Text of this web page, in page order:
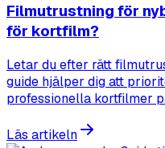
Filmutrustning för
för kortfilm?
Letar du efter rätt
guide hjälper dig att
professionella kortfilmer
Läs artikeln